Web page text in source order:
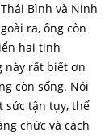
Bình và Ninh
ra, ông còn
hai tinh
này rất biết ơn
còn sống. Nói
sức tận tụy, thế
chức và cách